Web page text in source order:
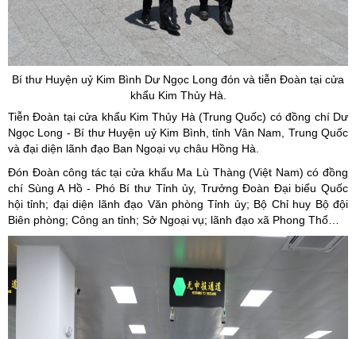
Bí thư Huyện uỷ Kim Bình Dư Ngọc Long đón và tiễn Đoàn tại cửa
khẩu Kim Thủy Hà.
Tiễn Đoàn tại cửa khẩu Kim Thủy Hà (Trung Quốc) có đồng chí Dư
Ngọc Long - Bí thư Huyện uỷ Kim Bình, tỉnh Vân Nam, Trung Quốc
và đại diện lãnh đạo Ban Ngoại vụ châu Hồng Hà.
Đón Đoàn công tác tại cửa khẩu Ma Lù Thàng (Việt Nam) có đồng
chí Sùng A Hồ - Phó Bí thư Tỉnh ủy, Trưởng Đoàn Đại biểu Quốc
hội tỉnh; đại diện lãnh đạo Văn phòng Tỉnh ủy; Bộ Chỉ huy Bộ đội
Biên phòng; Công an tỉnh; Sở Ngoại vụ; lãnh đạo xã Phong Thổ…